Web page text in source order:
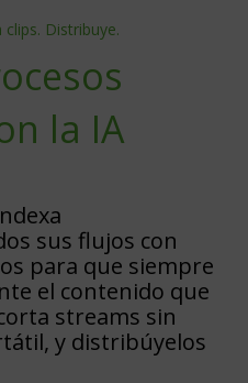
Distribuye.
la IA
sus flujos con
para que siempre
el contenido que
streams sin
y distribúyelos